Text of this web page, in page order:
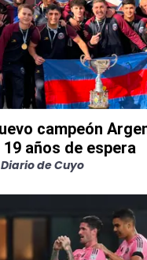
campeón
años de espera
de Cuyo